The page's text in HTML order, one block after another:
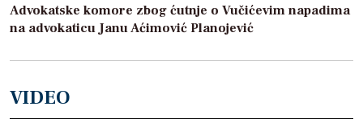
Advokatske komore zbog ćutnje o Vučićevim napadima
na advokaticu Janu Aćimović Planojević
VIDEO